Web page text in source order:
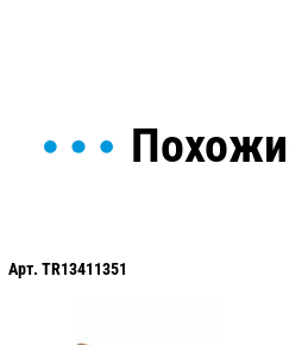
Арт. TR13411351